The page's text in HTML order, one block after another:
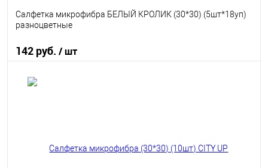
Салфетка микрофибра БЕЛЫЙ КРОЛИК (30*30) (5шт*18уп)
разноцветные
142 руб. / шт